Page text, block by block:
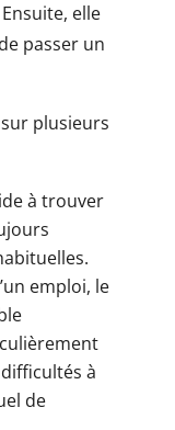
elle
passer un
plusieurs
à trouver
emploi, le
à
de